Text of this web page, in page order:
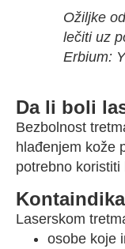
Ožiljke
lečiti uz
Erbium:
Da li boli
Bezbolnost
hlađenjem kože
potrebno
Laserskom
osobe koje